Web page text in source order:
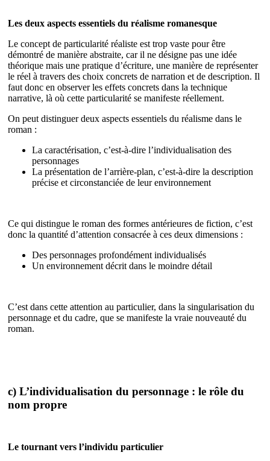
Les deux aspects essentiels du réalisme romanesque
Le concept de particularité réaliste est trop vaste pour être
démontré de manière abstraite, car il ne désigne pas une idée
théorique mais une pratique d’écriture, une manière de représenter
le réel à travers des choix concrets de narration et de description. Il
faut donc en observer les effets concrets dans la technique
narrative, là où cette particularité se manifeste réellement.
On peut distinguer deux aspects essentiels du réalisme dans le
roman :
La caractérisation, c’est-à-dire l’individualisation des
personnages
La présentation de l’arrière-plan, c’est-à-dire la description
précise et circonstanciée de leur environnement
Ce qui distingue le roman des formes antérieures de fiction, c’est
donc la quantité d’attention consacrée à ces deux dimensions :
Des personnages profondément individualisés
Un environnement décrit dans le moindre détail
C’est dans cette attention au particulier, dans la singularisation du
personnage et du cadre, que se manifeste la vraie nouveauté du
roman.
c) L’individualisation du personnage : le rôle du
nom propre
Le tournant vers l’individu particulier